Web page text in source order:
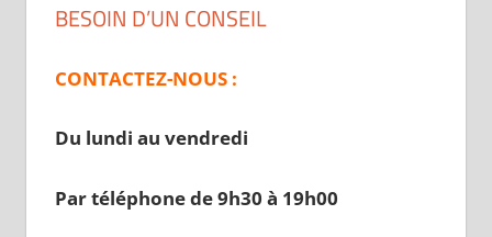
BESOIN D’UN CONSEIL
CONTACTEZ-NOUS :
Du lundi au vendredi
Par téléphone de 9h30 à 19h00